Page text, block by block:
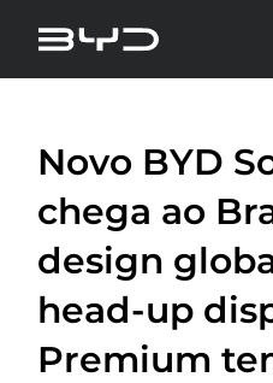
Novo BYD
chega ao
design
head-up
Premium